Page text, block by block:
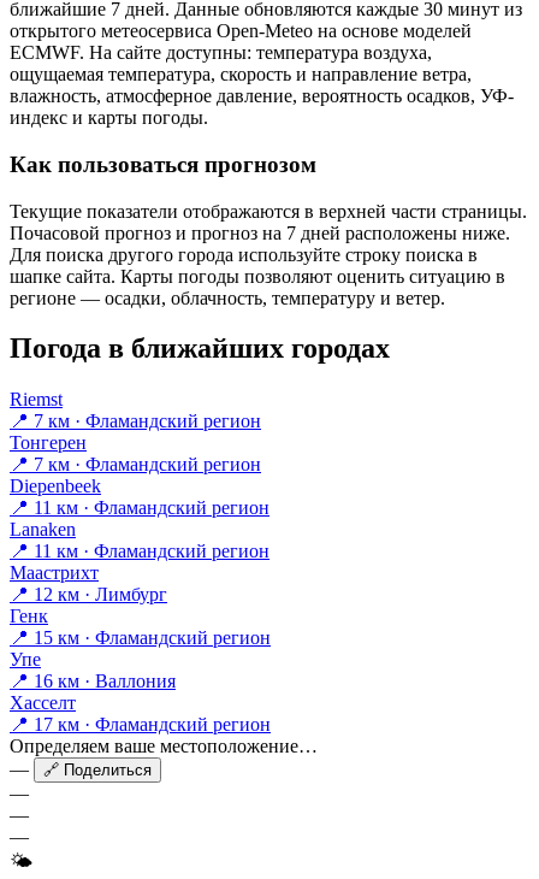
ближайшие 7 дней. Данные обновляются каждые 30 минут из
открытого метеосервиса Open-Meteo на основе моделей
ECMWF. На сайте доступны: температура воздуха,
ощущаемая температура, скорость и направление ветра,
влажность, атмосферное давление, вероятность осадков, УФ-
индекс и карты погоды.
Как пользоваться прогнозом
Текущие показатели отображаются в верхней части страницы.
Почасовой прогноз и прогноз на 7 дней расположены ниже.
Для поиска другого города используйте строку поиска в
шапке сайта. Карты погоды позволяют оценить ситуацию в
регионе — осадки, облачность, температуру и ветер.
Погода в ближайших городах
Riemst
📍 7 км · Фламандский регион
Тонгерен
📍 7 км · Фламандский регион
Diepenbeek
📍 11 км · Фламандский регион
Lanaken
📍 11 км · Фламандский регион
Маастрихт
📍 12 км · Лимбург
Генк
📍 15 км · Фламандский регион
Упе
📍 16 км · Валлония
Хасселт
📍 17 км · Фламандский регион
Определяем ваше местоположение…
—
🔗 Поделиться
—
—
—
🌤